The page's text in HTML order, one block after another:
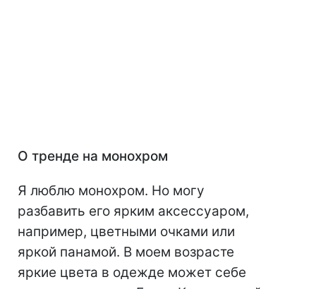
О тренде на монохром
Я люблю монохром. Но могу
разбавить его ярким аксессуаром,
например, цветными очками или
яркой панамой. В моем возрасте
яркие цвета в одежде может себе